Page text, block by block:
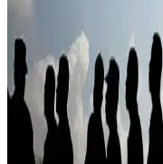
Sarımsaklı Ekmek
Pişirme Önerileri
Ay çörekleri sarımsaklı
zenginleştirilerek kahvaltı
tarifler sunar. Pişirme
Fındık Kreması
Fıstıklı ve Kakaolu